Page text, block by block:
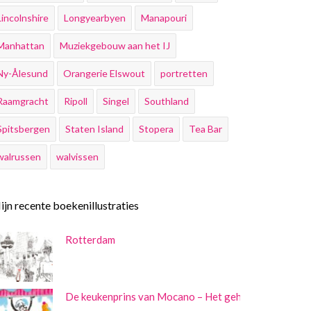
Longyearbyen Manapouri
Muziekgebouw aan het IJ
Ålesund Orangerie Elswout portretten
Ripoll Singel Southland
Staten Island Stopera Tea Bar
walvissen
recente boekenillustraties
Rotterdam
De keukenprins van Mocano – Het geheim achter